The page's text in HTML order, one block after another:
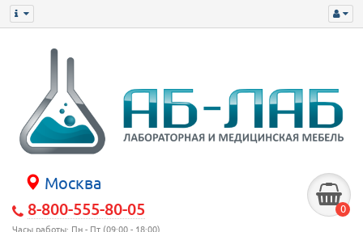
Москва
8-800-555-80-05
Часы работы: Пн - Пт (09:00 - 18:00)
0